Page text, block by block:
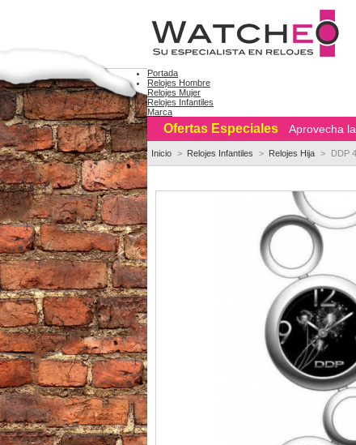
Portada
Relojes Hombre
Relojes Mujer
Relojes Infantiles
Marca
Ofertas Especiales Aprovecha
Inicio > Relojes Infantiles > Relojes Hija > DDP